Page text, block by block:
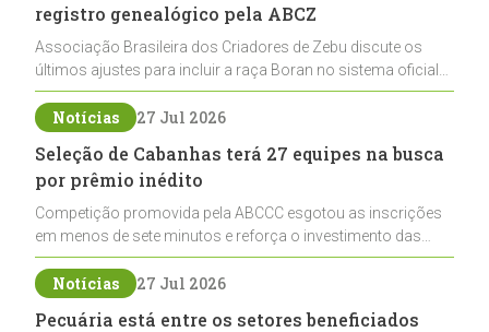
registro genealógico pela ABCZ
Associação Brasileira dos Criadores de Zebu discute os
últimos ajustes para incluir a raça Boran no sistema oficial
de registros, abrindo caminho para sua expansão na
pecuária nacional
Notícias 27 Jul 2026
Seleção de Cabanhas terá 27 equipes na busca
por prêmio inédito
Competição promovida pela ABCCC esgotou as inscrições
em menos de sete minutos e reforça o investimento das
cabanhas na seleção genética de Cavalos Crioulos voltados
ao laço
Notícias 27 Jul 2026
Pecuária está entre os setores beneficiados